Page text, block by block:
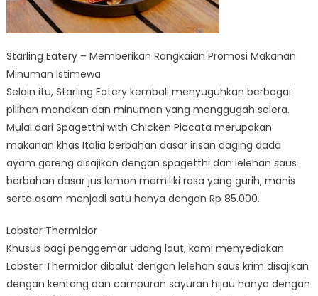
Starling Eatery – Memberikan Rangkaian Promosi Makanan
Minuman Istimewa
Selain itu, Starling Eatery kembali menyuguhkan berbagai
pilihan manakan dan minuman yang menggugah selera.
Mulai dari Spagetthi with Chicken Piccata merupakan
makanan khas Italia berbahan dasar irisan daging dada
ayam goreng disajikan dengan spagetthi dan lelehan saus
berbahan dasar jus lemon memiliki rasa yang gurih, manis
serta asam menjadi satu hanya dengan Rp 85.000.
Lobster Thermidor
Khusus bagi penggemar udang laut, kami menyediakan
Lobster Thermidor dibalut dengan lelehan saus krim disajikan
dengan kentang dan campuran sayuran hijau hanya dengan